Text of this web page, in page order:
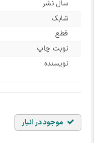
سال نشر
شابک
قطع
نوبت چاپ
نویسنده
موجود در انبار